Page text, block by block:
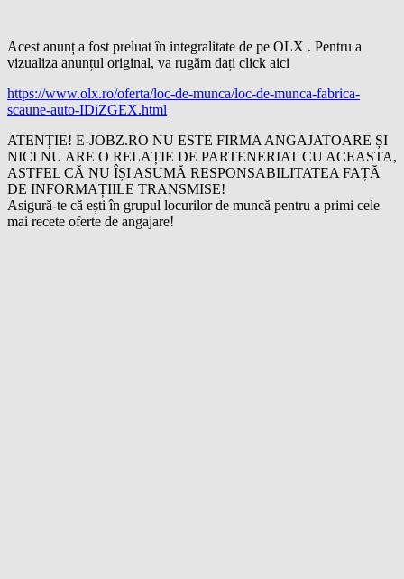
Acest anunț a fost preluat în integralitate de pe OLX . Pentru a
vizualiza anunțul original, va rugăm dați click aici
https://www.olx.ro/oferta/loc-de-munca/loc-de-munca-fabrica-
scaune-auto-IDiZGEX.html
ATENȚIE! E-JOBZ.RO NU ESTE FIRMA ANGAJATOARE ȘI
NICI NU ARE O RELAȚIE DE PARTENERIAT CU ACEASTA,
ASTFEL CĂ NU ÎȘI ASUMĂ RESPONSABILITATEA FAȚĂ
DE INFORMAȚIILE TRANSMISE!
Asigură-te că ești în grupul locurilor de muncă pentru a primi cele
mai recete oferte de angajare!